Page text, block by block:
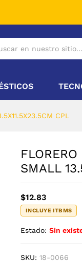
CPL
SMALL
$12.83
INCLUYE ITBMS
Estado: Sin
SKU:18-0066